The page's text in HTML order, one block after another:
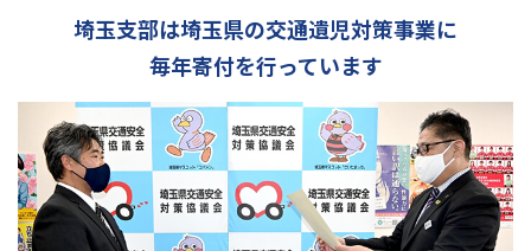
埼玉支部は埼玉県の交通遺児対策事業に
毎年寄付を行っています